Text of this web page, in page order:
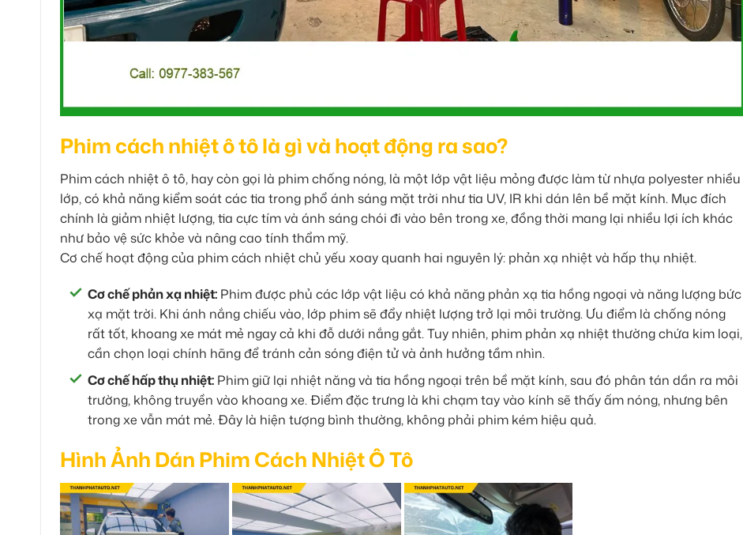
Phim cách nhiệt ô tô là gì và hoạt động ra sao?
Phim cách nhiệt ô tô, hay còn gọi là phim chống nóng, là một lớp vật liệu mỏng được làm từ nhựa polyester nhiều
lớp, có khả năng kiểm soát các tia trong phổ ánh sáng mặt trời như tia UV, IR khi dán lên bề mặt kính. Mục đích
chính là giảm nhiệt lượng, tia cực tím và ánh sáng chói đi vào bên trong xe, đồng thời mang lại nhiều lợi ích khác
như bảo vệ sức khỏe và nâng cao tính thẩm mỹ.
Cơ chế hoạt động của phim cách nhiệt chủ yếu xoay quanh hai nguyên lý: phản xạ nhiệt và hấp thụ nhiệt.
Cơ chế phản xạ nhiệt: Phim được phủ các lớp vật liệu có khả năng phản xạ tia hồng ngoại và năng lượng bức
xạ mặt trời. Khi ánh nắng chiếu vào, lớp phim sẽ đẩy nhiệt lượng trở lại môi trường. Ưu điểm là chống nóng
rất tốt, khoang xe mát mẻ ngay cả khi đỗ dưới nắng gắt. Tuy nhiên, phim phản xạ nhiệt thường chứa kim loại,
cần chọn loại chính hãng để tránh cản sóng điện tử và ảnh hưởng tầm nhìn.
Cơ chế hấp thụ nhiệt: Phim giữ lại nhiệt năng và tia hồng ngoại trên bề mặt kính, sau đó phân tán dần ra môi
trường, không truyền vào khoang xe. Điểm đặc trưng là khi chạm tay vào kính sẽ thấy ấm nóng, nhưng bên
trong xe vẫn mát mẻ. Đây là hiện tượng bình thường, không phải phim kém hiệu quả.
Hình Ảnh Dán Phim Cách Nhiệt Ô Tô